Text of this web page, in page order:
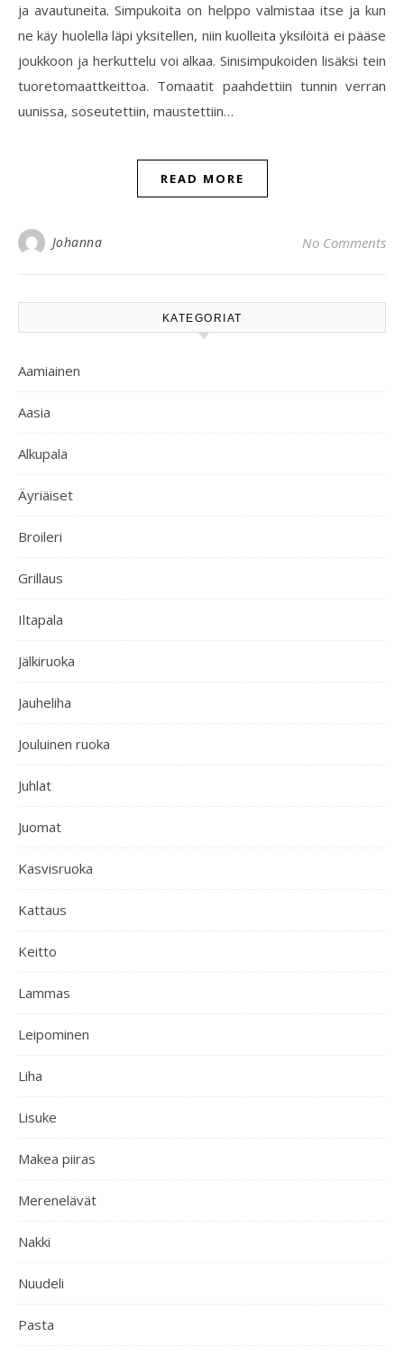
ja avautuneita. Simpukoita on helppo valmistaa itse ja kun
ne käy huolella läpi yksitellen, niin kuolleita yksilöitä ei pääse
joukkoon ja herkuttelu voi alkaa. Sinisimpukoiden lisäksi tein
tuoretomaattkeittoa. Tomaatit paahdettiin tunnin verran
uunissa, soseutettiin, maustettiin…
READ MORE
Johanna No Comments
KATEGORIAT
Aamiainen
Aasia
Alkupala
Äyriäiset
Broileri
Grillaus
Iltapala
Jälkiruoka
Jauheliha
Jouluinen ruoka
Juhlat
Juomat
Kasvisruoka
Kattaus
Keitto
Lammas
Leipominen
Liha
Lisuke
Makea piiras
Merenelävät
Nakki
Nuudeli
Pasta